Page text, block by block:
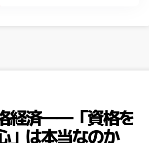
経済――「資格を
」は本当なのか